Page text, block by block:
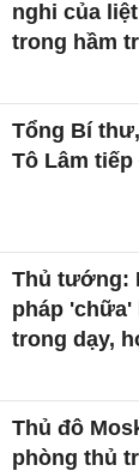
nghi của
trong hầm
Tổng Bí
Tô Lâm
Thủ tướng:
pháp 'chữa'
trong dạy,
Thủ đô
phòng thủ